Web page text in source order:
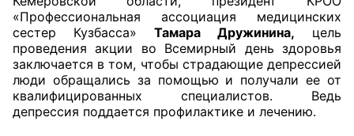
Экспертный совет ОП КО
Совет ОП КО
Общественный штаб
Члены ОП КО
«Профессиональная ассоциация медицинских
сестер Кузбасса» Тамара Дружинина, цель
проведения акции во Всемирный день здоровья
заключается в том, чтобы страдающие депрессией
люди обращались за помощью и получали ее от
квалифицированных специалистов. Ведь
депрессия поддается профилактике и лечению.